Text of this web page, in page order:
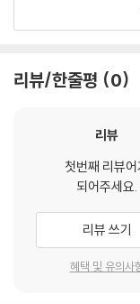
한국인이 제작에 대거
이름으로 전 세계에 각인
한번에 살펴볼 수 있는
◌ 김밥을 좋아한다면 이
《김밥 공부책》에서는
밥 만들기에 나선다. 김
이는 리암에게 장보기
리뷰/한줄평 0
리뷰
첫번째 리뷰
되어주세요.
리뷰 쓰기
혜택 및 유의사